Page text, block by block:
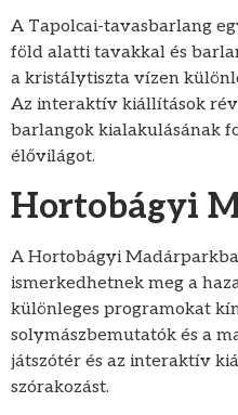
A Tapolcai-tavasbarlang
föld alatti tavakkal és
a kristálytiszta vízen
Az interaktív kiállítások
barlangok kialakulásának
élővilágot.
Hortobágyi
A Hortobágyi
ismerkedhetnek meg a
különleges programokat
solymászbemutatók és a
játszótér és az interaktív
szórakozást.